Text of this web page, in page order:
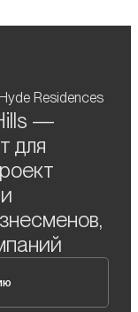
Residences
—
для